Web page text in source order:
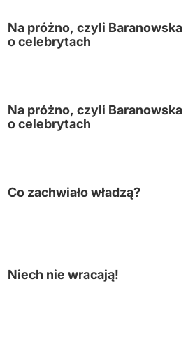
Na próżno, czyli Baranowska
o celebrytach
Na próżno, czyli Baranowska
o celebrytach
Co zachwiało władzą?
Niech nie wracają!